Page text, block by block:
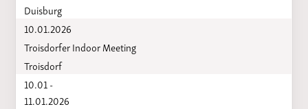
Duisburg
10.01.2026
Troisdorfer Indoor Meeting
Troisdorf
10.01 -
11.01.2026